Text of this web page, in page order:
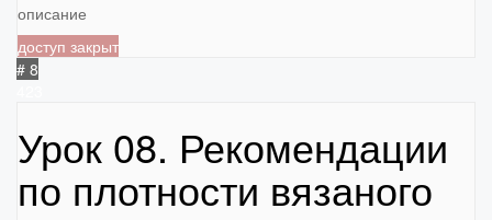
описание
доступ закрыт
# 8
Урок 08. Рекомендации
по плотности вязаного